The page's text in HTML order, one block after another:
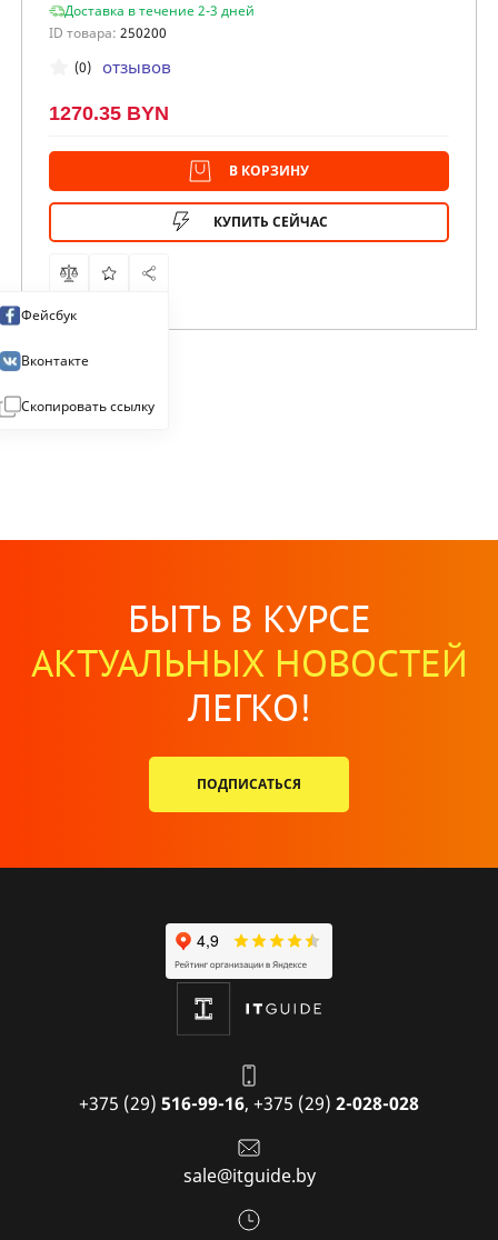
Доставка в течение 2-3 дней
ID товара: 250200
(0) отзывов
1270.35 BYN
В КОРЗИНУ
КУПИТЬ СЕЙЧАС
Фейсбук
Вконтакте
Скопировать ссылку
БЫТЬ В КУРСЕ
АКТУАЛЬНЫХ НОВОСТЕЙ
ЛЕГКО!
ПОДПИСАТЬСЯ
+375 (29) 516-99-16, +375 (29) 2-028-028
sale@itguide.by